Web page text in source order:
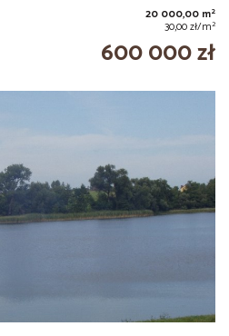
20 000,00 m2
30,00 zł/m2
600 000 zł